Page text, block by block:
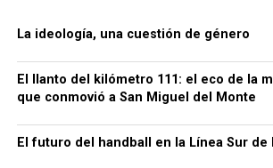
La ideología, una cuestión de género
El llanto del kilómetro 111: el eco de la
que conmovió a San Miguel del Monte
El futuro del handball en la Línea Sur de